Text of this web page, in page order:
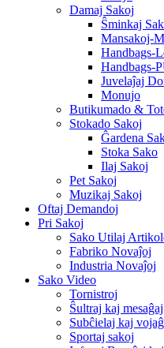
Damaj Sakoj
Ŝminkaj
Mansakoj-
Handbags-
Handbags-
Juvelaĵaj
Monujo
Butikumado &
Stokado Sakoj
Ĝardena
Stoka Sako
Ilaj Sakoj
Pet Sakoj
Muzikaj Sakoj
Oftaj Demandoj
Pri Sakoj
Sako Utilaj
Fabriko Novaĵoj
Industria Novaĵoj
Sako Video
Tornistroj
Ŝultraj kaj
Subĉielaj kaj
Sportaj sakoj